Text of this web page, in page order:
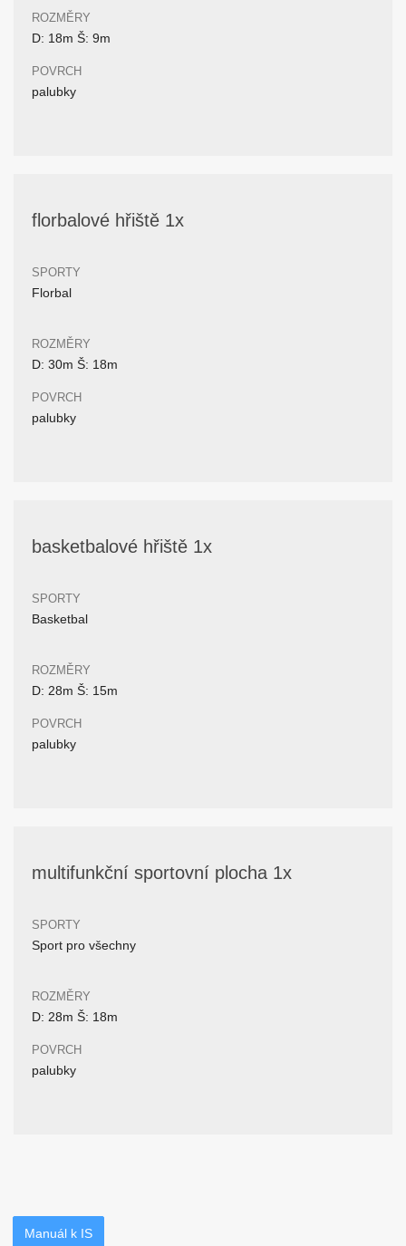
ROZMĚRY
D: 18m Š: 9m
POVRCH
palubky
florbalové hřiště 1x
SPORTY
Florbal
ROZMĚRY
D: 30m Š: 18m
POVRCH
palubky
basketbalové hřiště 1x
SPORTY
Basketbal
ROZMĚRY
D: 28m Š: 15m
POVRCH
palubky
multifunkční sportovní plocha 1x
SPORTY
Sport pro všechny
ROZMĚRY
D: 28m Š: 18m
POVRCH
palubky
Manuál k IS